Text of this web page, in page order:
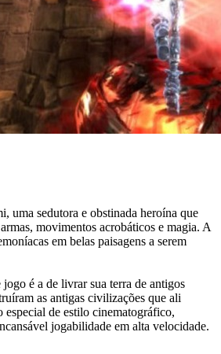
uma sedutora e obstinada heroína que
movimentos acrobáticos e magia. A
em belas paisagens a serem
é a de livrar sua terra de antigos
as antigas civilizações que ali
de estilo cinematográfico,
jogabilidade em alta velocidade.